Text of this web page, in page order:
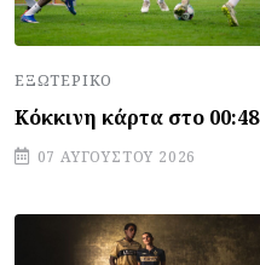
ΕΞΩΤΕΡΙΚΌ
Κόκκινη κάρτα στο 00:48
07 ΑΥΓΟΎΣΤΟΥ 2026